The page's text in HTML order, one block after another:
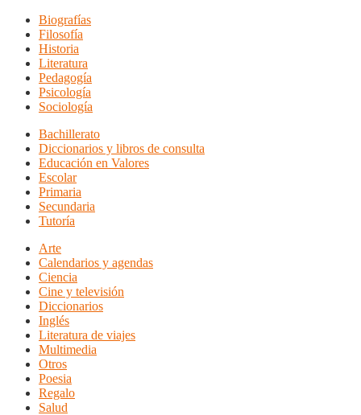
Biografías
Filosofía
Historia
Literatura
Pedagogía
Psicología
Sociología
Bachillerato
Diccionarios y libros de consulta
Educación en Valores
Escolar
Primaria
Secundaria
Tutoría
Arte
Calendarios y agendas
Ciencia
Cine y televisión
Diccionarios
Inglés
Literatura de viajes
Multimedia
Otros
Poesia
Regalo
Salud